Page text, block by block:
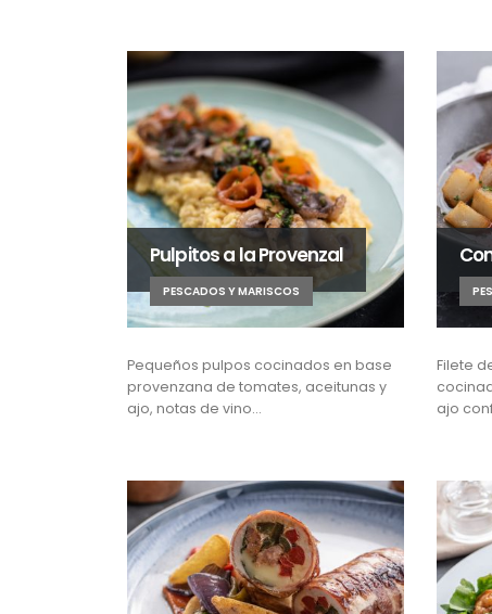
Pulpitos a la Provenzal
PESCADOS Y MARISCOS
Pequeños pulpos cocinados en base
provenzana de tomates, aceitunas y
ajo, notas de vino…
Filete
ajo